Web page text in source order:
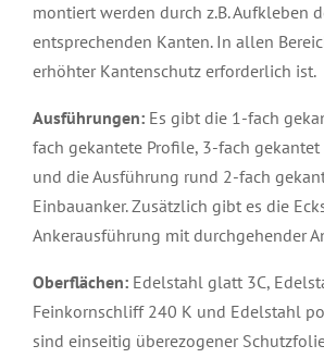
montiert werden durch z.B. Aufkleben
entsprechenden Kanten. In allen
erhöhter Kantenschutz erforderlich ist.
Ausführungen: Es gibt die 1-fach
fach gekantete Profile, 3-fach
und die Ausführung rund 2-fach
Einbauanker. Zusätzlich gibt es die
Ankerausführung mit durchgehender
Oberflächen: Edelstahl glatt 3C,
Feinkornschliff 240 K und Edelstahl
sind einseitig überezogener